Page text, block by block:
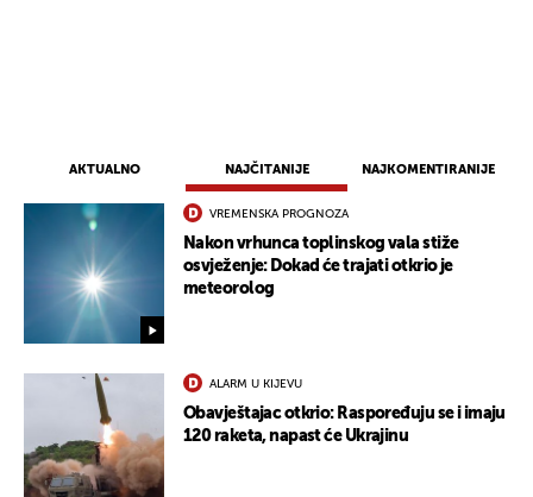
AKTUALNO NAJČITANIJE NAJKOMENTIRANIJE
VREMENSKA PROGNOZA
Nakon vrhunca toplinskog vala stiže
osvježenje: Dokad će trajati otkrio je
meteorolog
ALARM U KIJEVU
Obavještajac otkrio: Raspoređuju se i imaju
120 raketa, napast će Ukrajinu